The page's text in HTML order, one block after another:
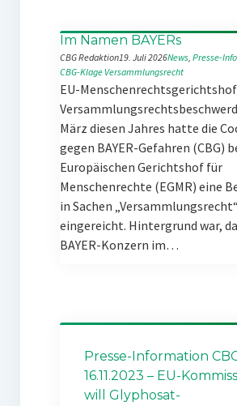
Im Namen BAYERs
CBG Redaktion19. Juli 2026News, Presse-
CBG-Klage Versammlungsrecht
EU-
März diesen Jahres hatte die
gegen BAYER-Gefahren (CBG)
Europäischen Gerichtshof für
Menschenrechte (EGMR) eine
in Sachen „Versammlungsrecht“
eingereicht. Hintergrund war,
BAYER-Konzern im…
Presse-Information
16.11.2023 – EU-
will Glyphosat-